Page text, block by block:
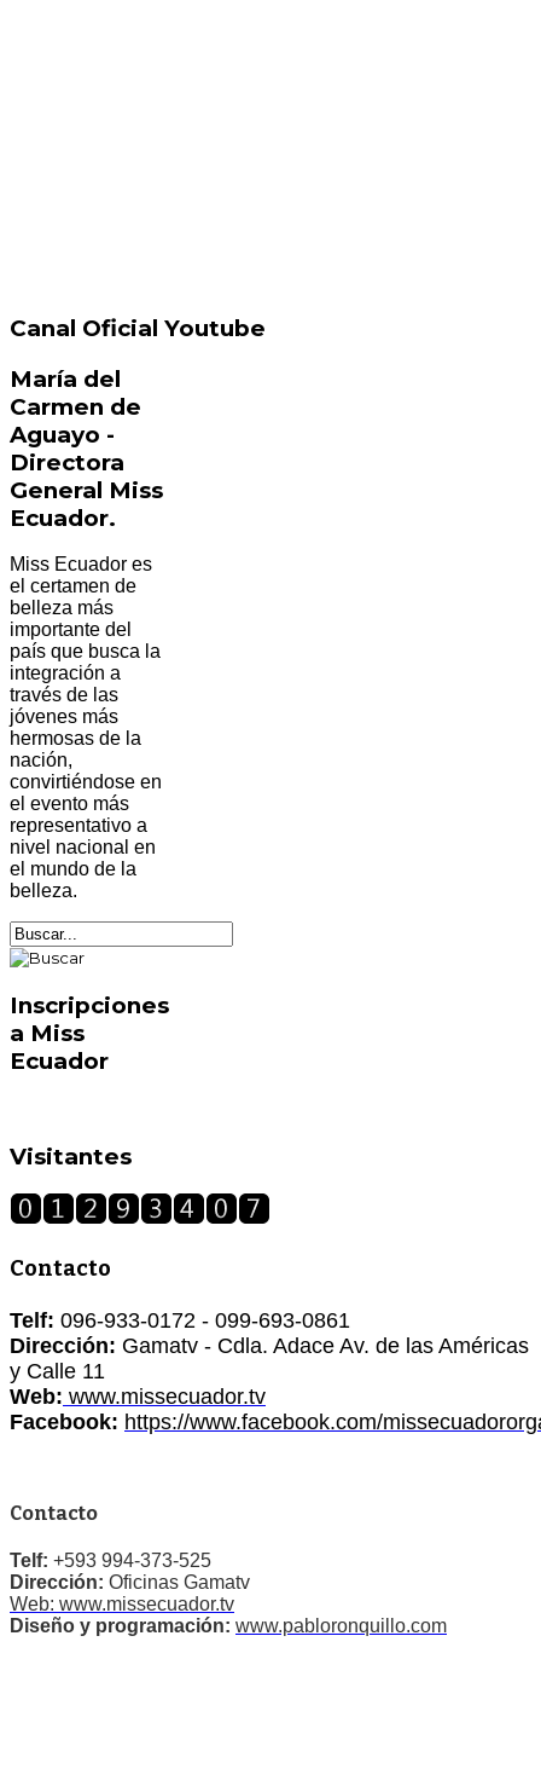
Canal Oficial Youtube
María del
Carmen de
Aguayo -
Directora
General Miss
Ecuador.
Miss Ecuador es
el certamen de
belleza más
importante del
país que busca la
integración a
través de las
jóvenes más
hermosas de la
nación,
convirtiéndose en
el evento más
representativo a
nivel nacional en
el mundo de la
belleza.
Inscripciones
a Miss
Ecuador
Visitantes
Contacto
Telf: 096-933-0172 - 099-693-0861
Dirección: Gamatv - Cdla. Adace Av. de las Américas
y Calle 11
Web: www.missecuador.tv
Facebook: https://www.facebook.com/
Contacto
Telf: +593 994-373-525
Dirección: Oficinas Gamatv
Web: www.missecuador.tv
Diseño y programación: www.pabloronquillo.com